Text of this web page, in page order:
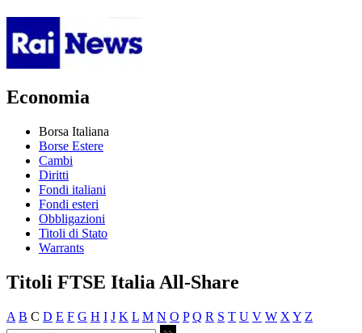
Economia
Borsa Italiana
Borse Estere
Cambi
Diritti
Fondi italiani
Fondi esteri
Obbligazioni
Titoli di Stato
Warrants
Titoli FTSE Italia All-Share
A B C D E F G H I J K L M N O P Q R S T U V W X Y Z